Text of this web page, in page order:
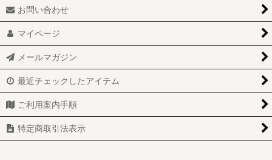
お問い合わせ
マイページ
メールマガジン
最近チェックしたアイテム
ご利用案内手順
特定商取引法表示